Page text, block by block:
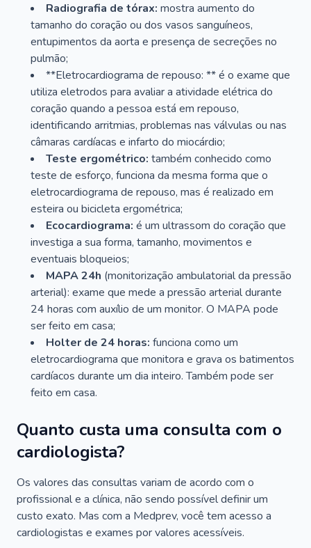
Radiografia de tórax: mostra aumento do
tamanho do coração ou dos vasos sanguíneos,
entupimentos da aorta e presença de secreções no
pulmão;
**Eletrocardiograma de repouso: ** é o exame que
utiliza eletrodos para avaliar a atividade elétrica do
coração quando a pessoa está em repouso,
identificando arritmias, problemas nas válvulas ou nas
câmaras cardíacas e infarto do miocárdio;
Teste ergométrico: também conhecido como
teste de esforço, funciona da mesma forma que o
eletrocardiograma de repouso, mas é realizado em
esteira ou bicicleta ergométrica;
Ecocardiograma: é um ultrassom do coração que
investiga a sua forma, tamanho, movimentos e
eventuais bloqueios;
MAPA 24h (monitorização ambulatorial da pressão
arterial): exame que mede a pressão arterial durante
24 horas com auxílio de um monitor. O MAPA pode
ser feito em casa;
Holter de 24 horas: funciona como um
eletrocardiograma que monitora e grava os batimentos
cardíacos durante um dia inteiro. Também pode ser
feito em casa.
Quanto custa uma consulta com o
cardiologista?
Os valores das consultas variam de acordo com o
profissional e a clínica, não sendo possível definir um
custo exato. Mas com a Medprev, você tem acesso a
cardiologistas e exames por valores acessíveis.